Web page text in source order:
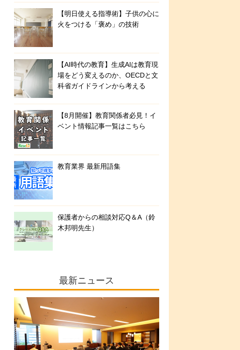
【明日使える指導術】子供の心に
火をつける「褒め」の技術
【AI時代の教育】生成AIは教育現
場をどう変えるのか、OECDと文
科省ガイドラインから考える
【8月開催】教育関係者必見！イ
ベント情報記事一覧はこちら
教育業界 最新用語集
保護者からの相談対応Q＆A（鈴
木邦明先生）
最新ニュース